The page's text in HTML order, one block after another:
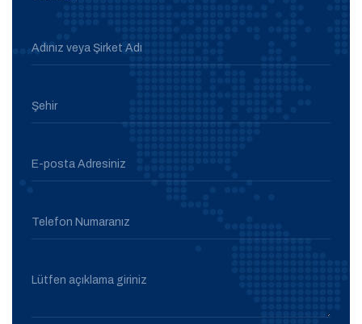
Adınız veya Şirket Adı
Şehir
E-posta Adresiniz
Telefon Numaranız
Lütfen açıklama giriniz